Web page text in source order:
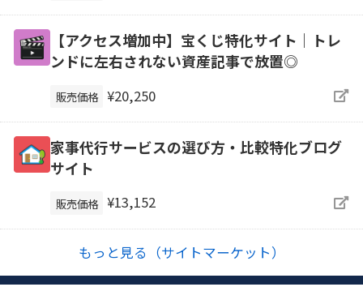
【アクセス増加中】宝くじ特化サイト｜トレ
ンドに左右されない資産記事で放置◎
販売価格 ¥20,250
家事代行サービスの選び方・比較特化ブログ
サイト
販売価格 ¥13,152
もっと見る（サイトマーケット）